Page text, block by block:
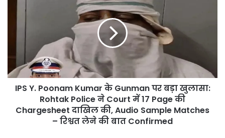
Poonam
पर
खुलासा:
Rohtak
IPS Y. Poonam Kumar के Gunman पर बड़ा खुलासा:
Rohtak Police ने Court में 17 Page की
Chargesheet दाखिल की, Audio Sample Matches
– रिश्वत लेने की बात Confirmed